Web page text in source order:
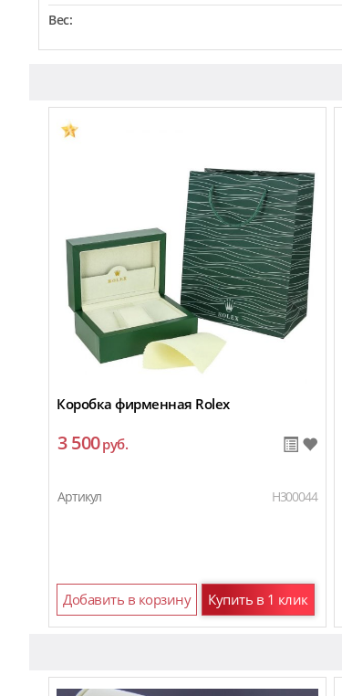
Вес:
Коробка фирменная Rolex
3 500руб.
Артикул H300044
Добавить в корзину Купить в 1 клик